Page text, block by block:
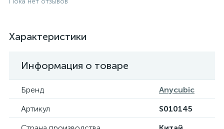
Характеристики
Информация о товаре
Бренд
Anycubic
Артикул
S010145